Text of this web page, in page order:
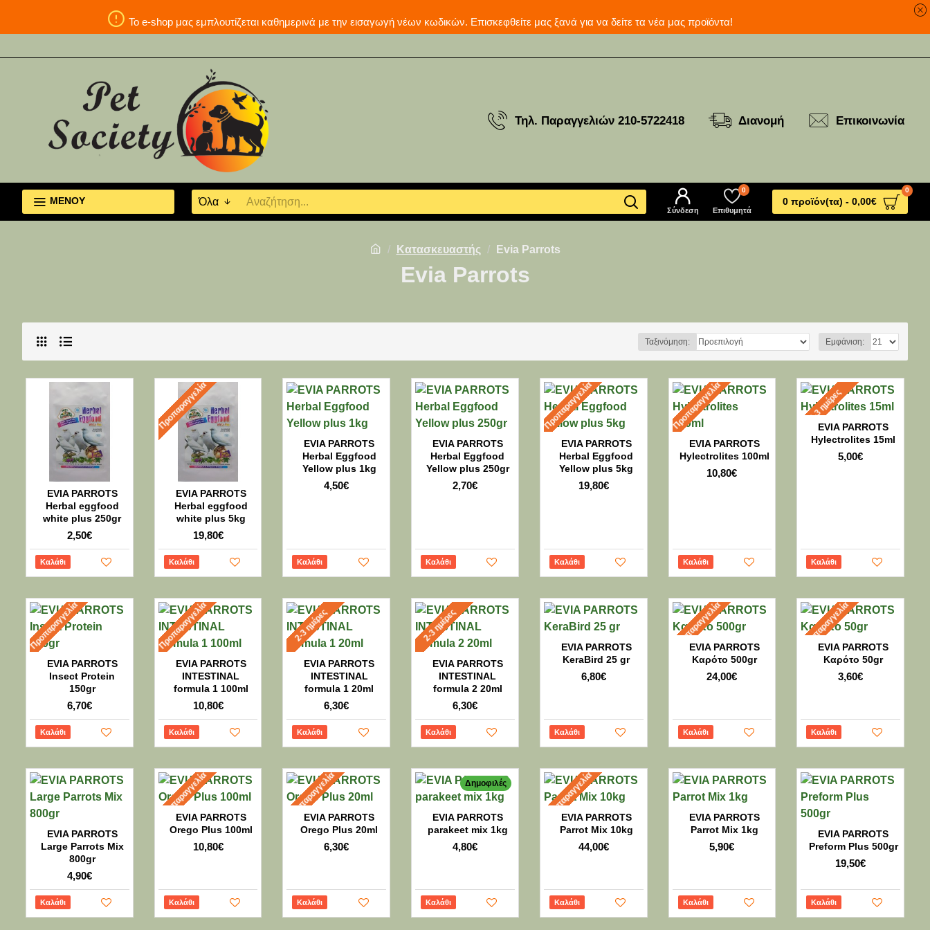
Το e-shop μας εμπλουτίζεται καθημερινά με την εισαγωγή νέων κωδικών. Επισκεφθείτε μας ξανά για να δείτε τα νέα μας προϊόντα!
Τηλ. Παραγγελιών 210-5722418 Διανομή Επικοινωνία
ΜΕΝΟΥ Όλα
Σύνδεση Επιθυμητά
0
0 προϊόν(τα) - 0,00€
0
Κατασκευαστής Evia Parrots
Evia Parrots
Ταξινόμηση: Εμφάνιση:
EVIA PARROTS
Herbal eggfood
white plus 250gr
2,50€
Καλάθι
Προπαραγγελία
EVIA PARROTS
Herbal eggfood
white plus 5kg
19,80€
Καλάθι
EVIA PARROTS
Herbal Eggfood
Yellow plus 1kg
4,50€
Καλάθι
EVIA PARROTS
Herbal Eggfood
Yellow plus 250gr
2,70€
Καλάθι
Προπαραγγελία
EVIA PARROTS
Herbal Eggfood
Yellow plus 5kg
19,80€
Καλάθι
Προπαραγγελία
EVIA PARROTS
Hylectrolites 100ml
10,80€
Καλάθι
2-3 ημέρες
EVIA PARROTS
Hylectrolites 15ml
5,00€
Καλάθι
Προπαραγγελία
EVIA PARROTS
Insect Protein
150gr
6,70€
Καλάθι
Προπαραγγελία
EVIA PARROTS
INTESTINAL
formula 1 100ml
10,80€
Καλάθι
2-3 ημέρες
EVIA PARROTS
INTESTINAL
formula 1 20ml
6,30€
Καλάθι
2-3 ημέρες
EVIA PARROTS
INTESTINAL
formula 2 20ml
6,30€
Καλάθι
EVIA PARROTS
KeraBird 25 gr
6,80€
Καλάθι
Προπαραγγελία
EVIA PARROTS
Kαρότο 500gr
24,00€
Καλάθι
Προπαραγγελία
EVIA PARROTS
Kαρότο 50gr
3,60€
Καλάθι
EVIA PARROTS
Large Parrots Mix
800gr
4,90€
Καλάθι
Προπαραγγελία
EVIA PARROTS
Orego Plus 100ml
10,80€
Καλάθι
Προπαραγγελία
EVIA PARROTS
Orego Plus 20ml
6,30€
Καλάθι
Δημοφιλές
EVIA PARROTS
parakeet mix 1kg
4,80€
Καλάθι
Προπαραγγελία
EVIA PARROTS
Parrot Mix 10kg
44,00€
Καλάθι
EVIA PARROTS
Parrot Mix 1kg
5,90€
Καλάθι
EVIA PARROTS
Preform Plus 500gr
19,50€
Καλάθι